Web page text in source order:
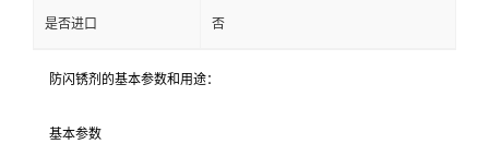
是否进口 否
防闪锈剂的基本参数和用途：
基本参数